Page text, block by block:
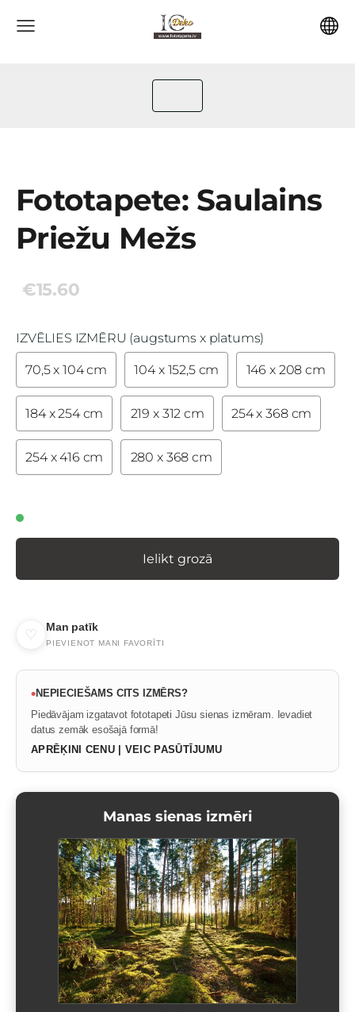
Fototapete: Saulains
Priežu Mežs
€15.60
IZVĒLIES IZMĒRU (augstums x platums)
70,5 x 104 cm 104 x 152,5 cm 146 x 208 cm
184 x 254 cm 219 x 312 cm 254 x 368 cm
254 x 416 cm 280 x 368 cm
Ielikt grozā
♡ Man patīk
PIEVIENOT MANI FAVORĪTI
•NEPIECIEŠAMS CITS IZMĒRS?
Piedāvājam izgatavot fototapeti Jūsu sienas izmēram. Ievadiet
datus zemāk esošajā formā!
APRĒĶINI CENU | VEIC PASŪTĪJUMU
Manas sienas izmēri